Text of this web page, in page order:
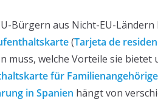
Bürgern aus Nicht-EU-
(Tarjeta de
muss, welche Vorteile sie bietet
für Familienangehörige
in Spanien hängt von